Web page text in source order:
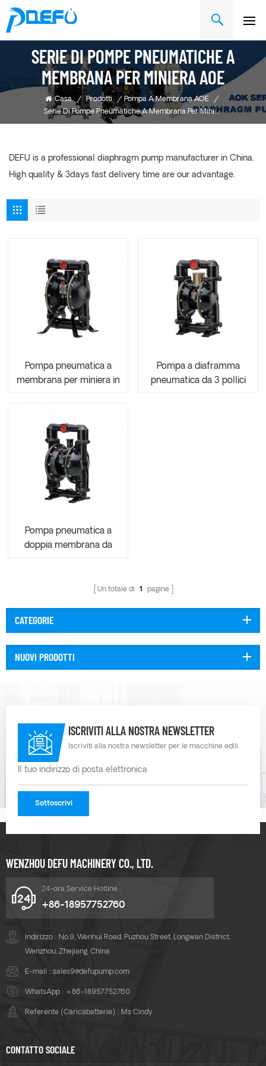
SERIE DI POMPE PNEUMATICHE A
MEMBRANA PER MINIERA AOE
Casa / Prodotti / Pompa A Membrana AOE
/
Serie Di Pompe Pneumatiche A Membrana Per Miniera AOE
DEFU is a professional diaphragm pump manufacturer in China.
High quality & 3days fast delivery time are our advantage.
Pompa pneumatica a
membrana per miniera in
Pompa a diaframma
pneumatica da 3 pollici
Pompa pneumatica a
doppia membrana da
Un totale di 1 pagine
CATEGORIE
NUOVI PRODOTTI
ISCRIVITI ALLA NOSTRA NEWSLETTER
Iscriviti alla nostra newsletter per le macchine edili.
WENZHOU DEFU MACHINERY CO., LTD.
24-ora Service Hotline :
+86-18957752760
Indirizzo : No.9, Wenhui Road, Puzhou Street, Longwan District,
Wenzhou, Zhejiang, China
E-mail : sales9@defupump.com
WhatsApp : +86-18957752760
Referente (Caricabatterie) : Ms Cindy
CONTATTO SOCIALE